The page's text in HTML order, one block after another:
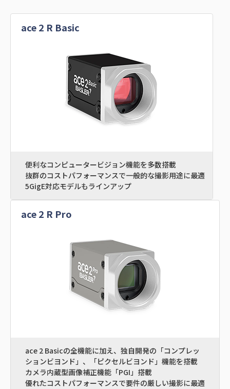
ace 2 R Basic
便利なコンピュータービジョン機能を多数搭載
抜群のコストパフォーマンスで一般的な撮影用途に最適
5GigE対応モデルもラインアップ
ace 2 R Pro
ace 2 Basicの全機能に加え、独自開発の「コンプレッ
ションビヨンド」、「ピクセルビヨンド」機能を搭載
カメラ内蔵型画像補正機能「PGI」搭載
優れたコストパフォーマンスで要件の厳しい撮影に最適